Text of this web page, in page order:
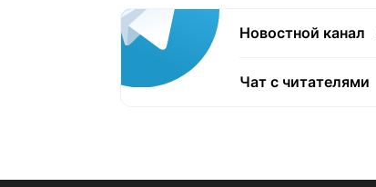
Новостной канал
Чат с читателями